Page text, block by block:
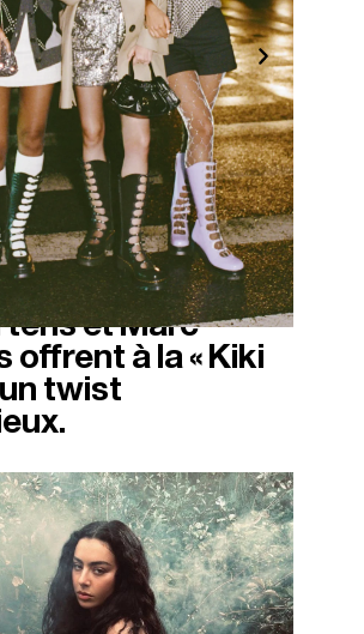
et Marc
offrent à la « Kiki
twist